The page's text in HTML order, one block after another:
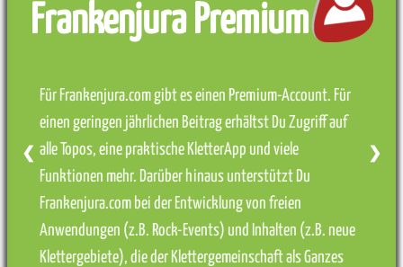
Frankenjura Premium
Für Frankenjura.com gibt es einen Premium-Account. Für
einen geringen jährlichen Beitrag erhältst Du Zugriff auf
alle Topos, eine praktische KletterApp und viele
Funktionen mehr. Darüber hinaus unterstützt Du
Frankenjura.com bei der Entwicklung von freien
Anwendungen (z.B. Rock-Events) und Inhalten (z.B. neue
Klettergebiete), die der Klettergemeinschaft als Ganzes
❮ ❯